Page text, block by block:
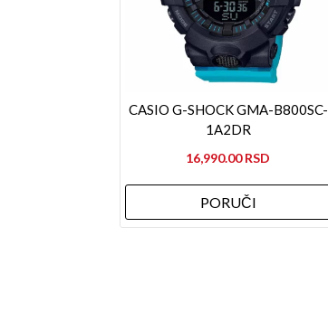
CASIO G-SHOCK GMA-B800SC-
1A2DR
16,990.00
PORUČI